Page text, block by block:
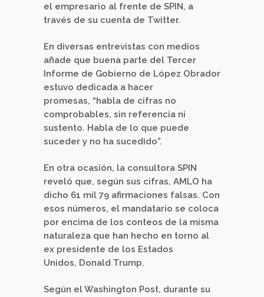
el empresario al frente de SPIN, a
través de su cuenta de Twitter.
En diversas entrevistas con medios
añade que buena parte del Tercer
Informe de Gobierno de López Obrador
estuvo dedicada a hacer
promesas, “habla de cifras no
comprobables, sin referencia ni
sustento. Habla de lo que puede
suceder y no ha sucedido”.
En otra ocasión, la consultora SPIN
reveló que, según sus cifras, AMLO ha
dicho 61 mil 79 afirmaciones falsas. Con
esos números, el mandatario se coloca
por encima de los conteos de la misma
naturaleza que han hecho en torno al
ex presidente de los Estados
Unidos, Donald Trump.
Según el Washington Post, durante su